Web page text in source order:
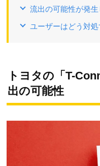
流出の可能性が発
ユーザーはどう対処
トヨタの「T-
出の可能性